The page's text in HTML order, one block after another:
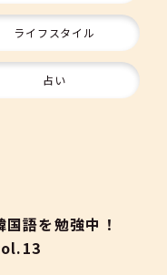
ライフスタイル
占い
語を勉強中！